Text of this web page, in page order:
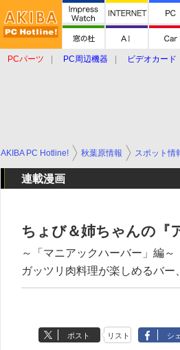
PCパーツ PC周辺機器
ビデオカード
AKIBA PC Hotline! 秋葉原情報 スポット情
連載漫画
ちょび＆姉ちゃんの『
～「マニアックハーバー」編～
ガッツリ肉料理が楽しめるバ
ポスト リスト シ